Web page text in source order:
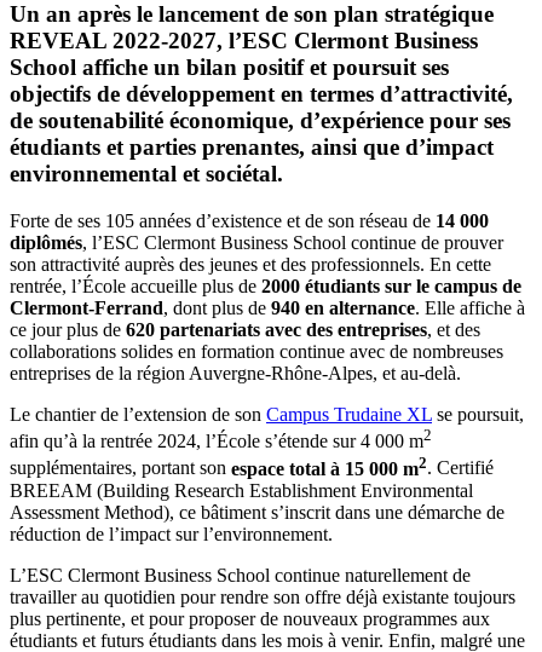
Un an après le lancement de son plan stratégique
REVEAL 2022-2027, l’ESC Clermont Business
School affiche un bilan positif et poursuit ses
objectifs de développement en termes d’attractivité,
de soutenabilité économique, d’expérience pour ses
étudiants et parties prenantes, ainsi que d’impact
environnemental et sociétal.
Forte de ses 105 années d’existence et de son réseau de 14 000
diplômés, l’ESC Clermont Business School continue de prouver
son attractivité auprès des jeunes et des professionnels. En cette
rentrée, l’École accueille plus de 2000 étudiants sur le campus de
Clermont-Ferrand, dont plus de 940 en alternance. Elle affiche à
ce jour plus de 620 partenariats avec des entreprises, et des
collaborations solides en formation continue avec de nombreuses
entreprises de la région Auvergne-Rhône-Alpes, et au-delà.
Le chantier de l’extension de son Campus Trudaine XL se poursuit,
afin qu’à la rentrée 2024, l’École s’étende sur 4 000 m2
supplémentaires, portant son espace total à 15 000 m2. Certifié
BREEAM (Building Research Establishment Environmental
Assessment Method), ce bâtiment s’inscrit dans une démarche de
réduction de l’impact sur l’environnement.
L’ESC Clermont Business School continue naturellement de
travailler au quotidien pour rendre son offre déjà existante toujours
plus pertinente, et pour proposer de nouveaux programmes aux
étudiants et futurs étudiants dans les mois à venir. Enfin, malgré une